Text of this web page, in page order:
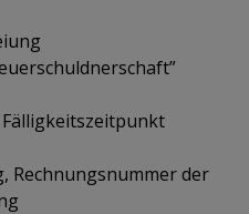
Rechnungsnummer der